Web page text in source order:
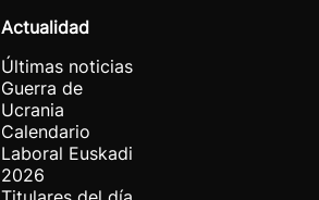
Actualidad
Últimas noticias
Guerra de
Ucrania
Calendario
Laboral Euskadi
2026